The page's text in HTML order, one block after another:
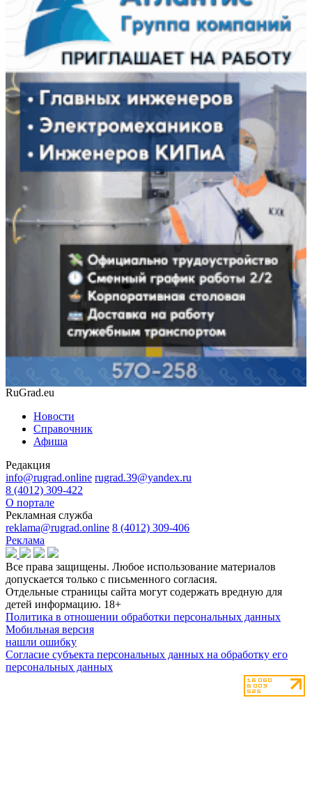
RuGrad.eu
Новости
Справочник
Афиша
Редакция
info@rugrad.online rugrad.39@yandex.ru
8 (4012) 309-422
О портале
Рекламная служба
reklama@rugrad.online 8 (4012) 309-406
Реклама
Все права защищены. Любое использование материалов
допускается только с письменного согласия.
Отдельные страницы сайта могут содержать вредную для
детей информацию. 18+
Политика в отношении обработки персональных данных
Мобильная версия
нашли ошибку
Согласие субъекта персональных данных на обработку его
персональных данных